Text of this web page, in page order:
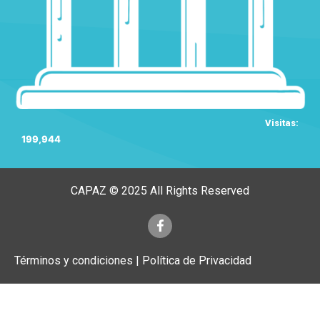
Visitas:
199,944
CAPAZ © 2025 All Rights Reserved
Términos y condiciones | Política de Privacidad